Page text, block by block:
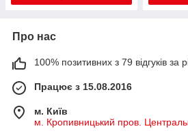
Про нас
100% позитивних з 79 відгуків за
Працює з 15.08.2016
м. Київ
м. Кропивницький пров.